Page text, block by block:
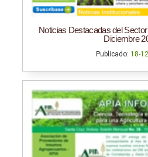
Noticias Destacadas del
Diciembre
Publicado: 18-